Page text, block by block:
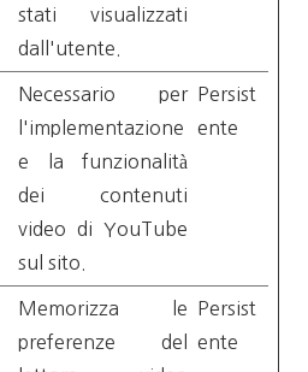
stati visualizzati
dall'utente.
Necessario per
l'implementazione
e la funzionalità
dei contenuti
video di YouTube
sul sito.
Persist
ente
Memorizza le
preferenze del
Persist
ente